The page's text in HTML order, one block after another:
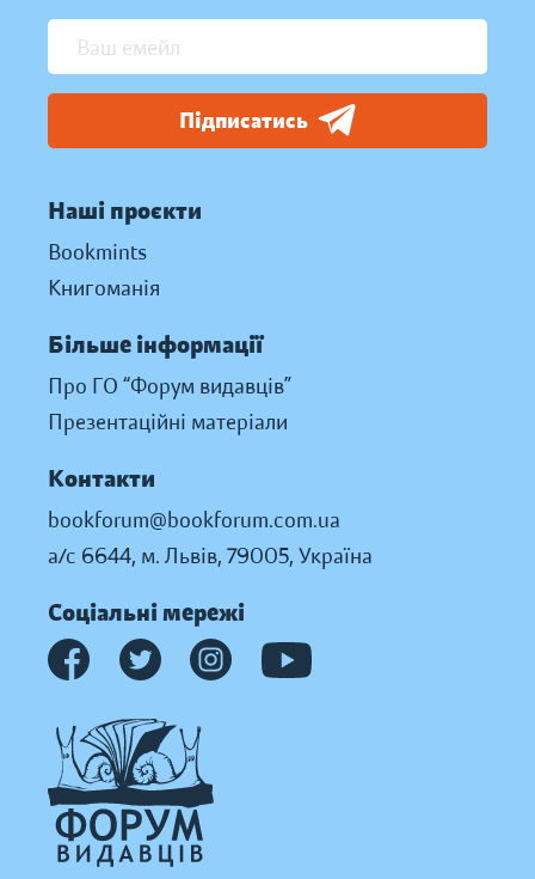
Підписатись
Наші проєкти
Bookmints
Книгоманія
Більше інформації
Про ГО “Форум видавців”
Презентаційні матеріали
Контакти
bookforum@bookforum.com.ua
а/с 6644, м. Львів, 79005, Україна
Соціальні мережі